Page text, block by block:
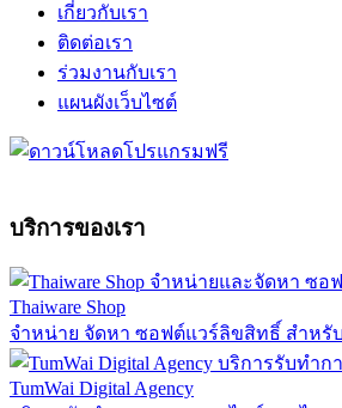
เกี่ยวกับเรา
ติดต่อเรา
ร่วมงานกับเรา
แผนผังเว็บไซต์
บริการของเรา
Thaiware Shop
จำหน่าย จัดหา ซอฟต์แวร์ลิขสิทธิ์ สำหรั
TumWai Digital Agency